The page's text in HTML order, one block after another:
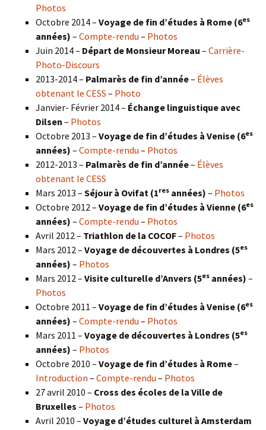
Photos
Octobre 2014 – Voyage de fin d’études à Rome (6es
années) – Compte-rendu – Photos
Juin 2014 – Départ de Monsieur Moreau – Carrière-
Photo-Discours
2013-2014 – Palmarès de fin d’année– Élèves
obtenant le CESS – Photo
Janvier- Février 2014 – Échange linguistique avec
Dilsen – Photos
Octobre 2013 – Voyage de fin d’études à Venise (6es
années) – Compte-rendu – Photos
2012-2013 – Palmarès de fin d’année– Élèves
obtenant le CESS
Mars 2013 – Séjour à Ovifat (1res années) – Photos
Octobre 2012 – Voyage de fin d’études à Vienne (6es
années) – Compte-rendu – Photos
Avril 2012 – Triathlon de la COCOF– Photos
Mars 2012 – Voyage de découvertes à Londres (5es
années) – Photos
Mars 2012 – Visite culturelle d’Anvers (5es années) –
Photos
Octobre 2011 – Voyage de fin d’études à Venise (6es
années) – Compte-rendu – Photos
Mars 2011 – Voyage de découvertes à Londres (5es
années) – Photos
Octobre 2010 – Voyage de fin d’études à Rome–
Introduction – Compte-rendu – Photos
27 avril 2010 – Cross des écoles de la Ville de
Bruxelles – Photos
Avril 2010 – Voyage d’études culturel à Amsterdam